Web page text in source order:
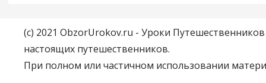
(c) 2021 ObzorUrokov.ru - Уроки
настоящих путешественников.
При полном или частичном использовании